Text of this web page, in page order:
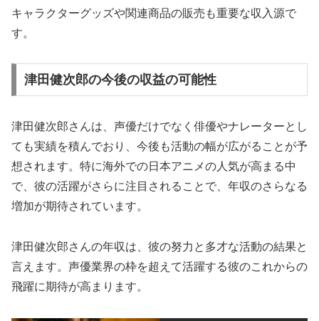
キャラクターグッズや関連商品の販売も重要な収入源で
す。
津田健次郎の今後の収益の可能性
津田健次郎さんは、声優だけでなく俳優やナレーターとし
ても実績を積んでおり、今後も活動の幅が広がることが予
想されます。特に海外での日本アニメの人気が高まる中
で、彼の活躍がさらに注目されることで、年収のさらなる
増加が期待されています。
津田健次郎さんの年収は、彼の努力と多才な活動の結果と
言えます。声優業界の枠を超えて活躍する彼のこれからの
飛躍に期待が高まります。